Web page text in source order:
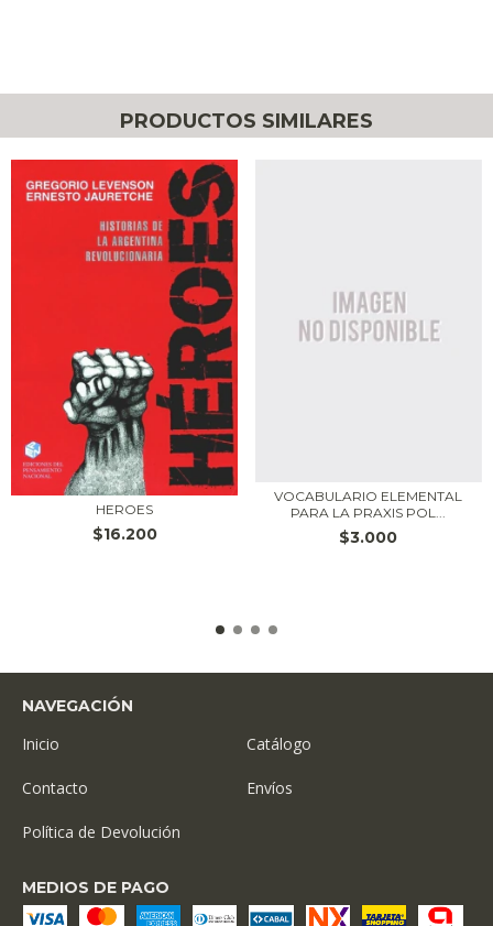
PRODUCTOS SIMILARES
HEROES
$16.200
VOCABULARIO ELEMENTAL
PARA LA PRAXIS POL...
$3.000
NAVEGACIÓN
Inicio Catálogo
Contacto Envíos
Política de Devolución
MEDIOS DE PAGO